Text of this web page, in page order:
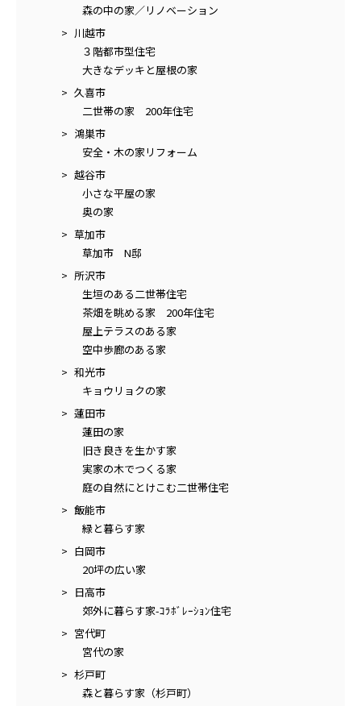
森の中の家／リノベーション
川越市
３階都市型住宅
大きなデッキと屋根の家
久喜市
二世帯の家 200年住宅
鴻巣市
安全・木の家リフォーム
越谷市
小さな平屋の家
奥の家
草加市
草加市 N邸
所沢市
生垣のある二世帯住宅
茶畑を眺める家 200年住宅
屋上テラスのある家
空中歩廊のある家
和光市
キョウリョクの家
蓮田市
蓮田の家
旧き良きを生かす家
実家の木でつくる家
庭の自然にとけこむ二世帯住宅
飯能市
緑と暮らす家
白岡市
20坪の広い家
日高市
郊外に暮らす家-ｺﾗﾎﾞﾚｰｼｮﾝ住宅
宮代町
宮代の家
杉戸町
森と暮らす家（杉戸町）